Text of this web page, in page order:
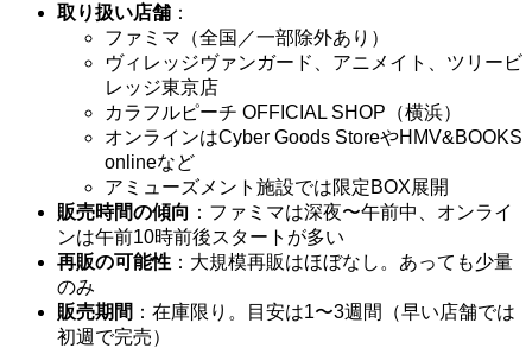
取り扱い店舗 ：
ファミマ（全国／一部除外あり）
ヴィレッジヴァンガード、アニメイト、ツリービ
レッジ東京店
カラフルピーチ OFFICIAL SHOP（横浜）
オンラインはCyber Goods StoreやHMV&BOOKS
onlineなど
アミューズメント施設では限定BOX展開
販売時間の傾向 ：ファミマは深夜〜午前中、オンライ
ンは午前10時前後スタートが多い
再販の可能性 ：大規模再販はほぼなし。あっても少量
のみ
販売期間 ：在庫限り。目安は1〜3週間（早い店舗では
初週で完売）